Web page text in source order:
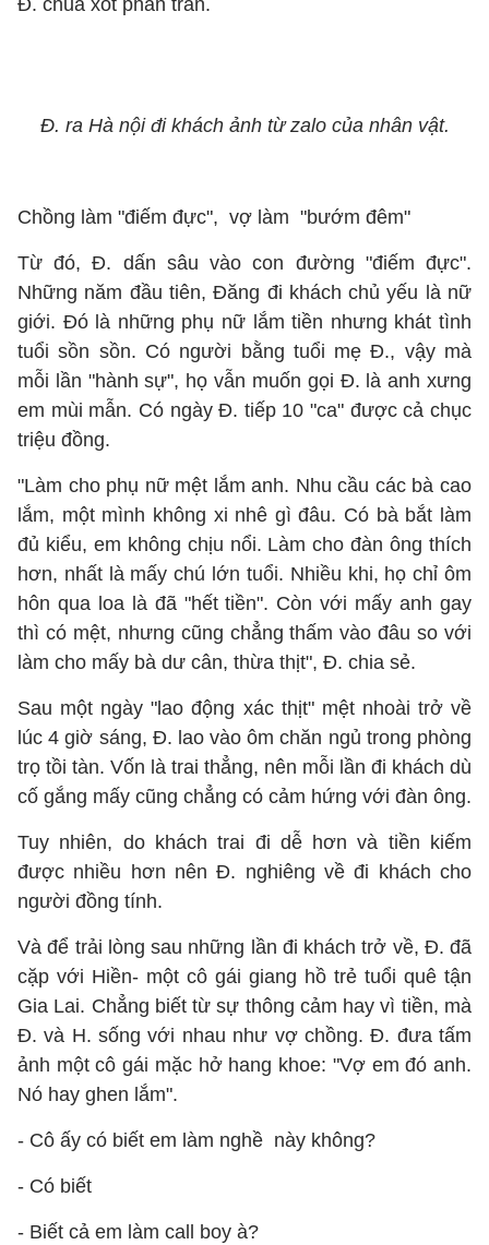
Đ. chua xót phân trần.
Đ. ra Hà nội đi khách ảnh từ zalo của nhân vật.
Chồng làm "điếm đực", vợ làm "bướm đêm"
Từ đó, Đ. dấn sâu vào con đường "điếm đực".
Những năm đầu tiên, Đăng đi khách chủ yếu là nữ
giới. Đó là những phụ nữ lắm tiền nhưng khát tình
tuổi sồn sồn. Có người bằng tuổi mẹ Đ., vậy mà
mỗi lần "hành sự", họ vẫn muốn gọi Đ. là anh xưng
em mùi mẫn. Có ngày Đ. tiếp 10 "ca" được cả chục
triệu đồng.
"Làm cho phụ nữ mệt lắm anh. Nhu cầu các bà cao
lắm, một mình không xi nhê gì đâu. Có bà bắt làm
đủ kiểu, em không chịu nổi. Làm cho đàn ông thích
hơn, nhất là mấy chú lớn tuổi. Nhiều khi, họ chỉ ôm
hôn qua loa là đã "hết tiền". Còn với mấy anh gay
thì có mệt, nhưng cũng chẳng thấm vào đâu so với
làm cho mấy bà dư cân, thừa thịt", Đ. chia sẻ.
Sau một ngày "lao động xác thịt" mệt nhoài trở về
lúc 4 giờ sáng, Đ. lao vào ôm chăn ngủ trong phòng
trọ tồi tàn. Vốn là trai thẳng, nên mỗi lần đi khách dù
cố gắng mấy cũng chẳng có cảm hứng với đàn ông.
Tuy nhiên, do khách trai đi dễ hơn và tiền kiếm
được nhiều hơn nên Đ. nghiêng về đi khách cho
người đồng tính.
Và để trải lòng sau những lần đi khách trở về, Đ. đã
cặp với Hiền- một cô gái giang hồ trẻ tuổi quê tận
Gia Lai. Chẳng biết từ sự thông cảm hay vì tiền, mà
Đ. và H. sống với nhau như vợ chồng. Đ. đưa tấm
ảnh một cô gái mặc hở hang khoe: "Vợ em đó anh.
Nó hay ghen lắm".
- Cô ấy có biết em làm nghề này không?
- Có biết
- Biết cả em làm call boy à?